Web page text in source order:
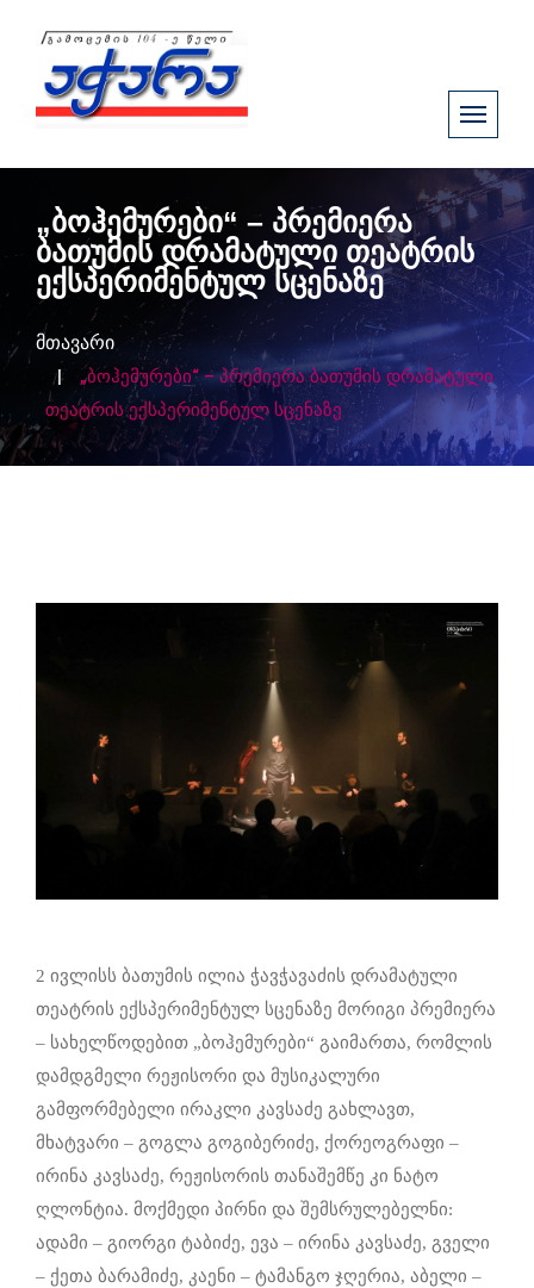
„ბოჰემურები“ – პრემიერა
ბათუმის დრამატული თეატრის
ექსპერიმენტულ სცენაზე
მთავარი
„ბოჰემურები“ – პრემიერა ბათუმის დრამატული
თეატრის ექსპერიმენტულ სცენაზე
2 ივლისს ბათუმის ილია ჭავჭავაძის დრამატული
თეატრის ექსპერიმენტულ სცენაზე მორიგი პრემიერა
– სახელწოდებით „ბოჰემურები“ გაიმართა, რომლის
დამდგმელი რეჟისორი და მუსიკალური
გამფორმებელი ირაკლი კავსაძე გახლავთ,
მხატვარი – გოგლა გოგიბერიძე, ქორეოგრაფი –
ირინა კავსაძე, რეჟისორის თანაშემწე კი ნატო
ღლონტია. მოქმედი პირნი და შემსრულებელნი:
ადამი – გიორგი ტაბიძე, ევა – ირინა კავსაძე, გველი
– ქეთა ბარამიძე, კაენი – ტამანგო ჯღერია, აბელი –